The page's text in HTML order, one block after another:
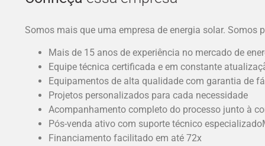
Somos mais que uma empresa de energia solar.
Mais de 15 anos de experiência no mercado de
Equipe técnica certificada e em constante
Equipamentos de alta qualidade com garantia de
Projetos personalizados para cada necessidade
Acompanhamento completo do processo junto à
Pós-venda ativo com suporte técnico
Financiamento facilitado em até 72x